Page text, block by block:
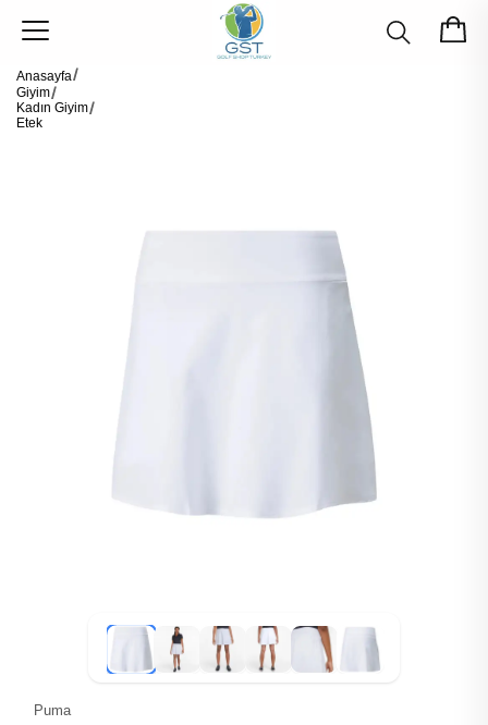
Anasayfa
Giyim
Kadın Giyim
Etek
Puma